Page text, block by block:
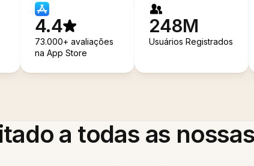
4.4
73.000+ avaliações
na App Store
248M
Usuários Registrados
a todas as